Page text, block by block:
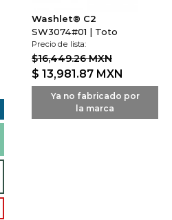
Washlet® C2
SW3074#01 | Toto
Precio de lista:
$16,449.26 MXN
$ 13,981.87 MXN
Ya no fabricado por
la marca